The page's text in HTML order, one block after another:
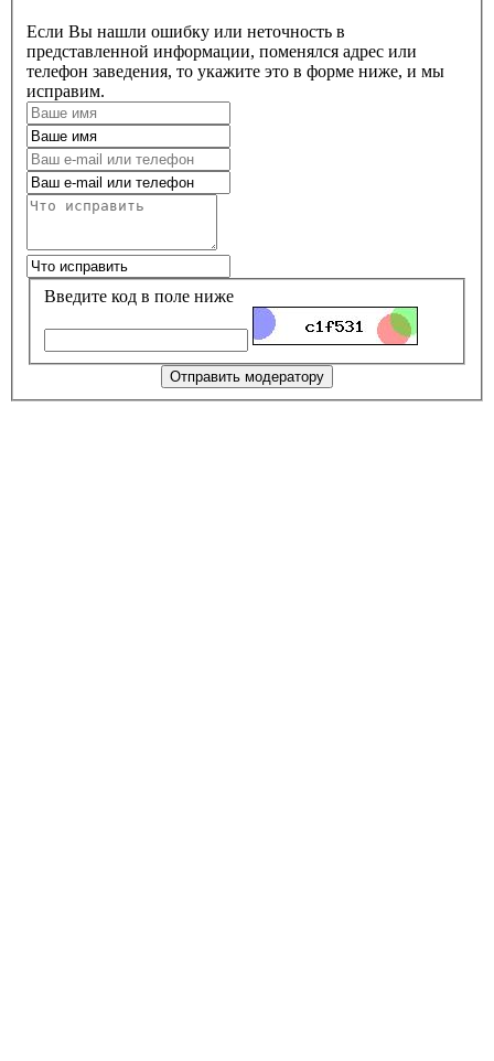
Если Вы нашли ошибку или неточность в
представленной информации, поменялся адрес или
телефон заведения, то укажите это в форме ниже, и мы
исправим.
Введите код в поле ниже
Отправить модератору